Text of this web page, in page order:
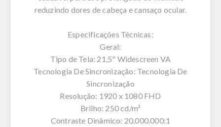
reduzindo dores de cabeça e cansaço ocular.
Especificações Técnicas:
Geral:
Tipo de Tela: 21,5" Widescreen VA
Tecnologia De Sincronização: Tecnologia De
Sincronização
Resolução: 1920 x 1080 FHD
Brilho: 250 cd/m²
Contraste Dinâmico: 20.000.000:1